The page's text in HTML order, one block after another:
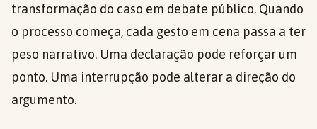
transformação do caso em debate público. Quando
o processo começa, cada gesto em cena passa a ter
peso narrativo. Uma declaração pode reforçar um
ponto. Uma interrupção pode alterar a direção do
argumento.